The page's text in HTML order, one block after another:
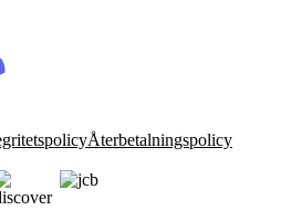
Återbetalningspolicy